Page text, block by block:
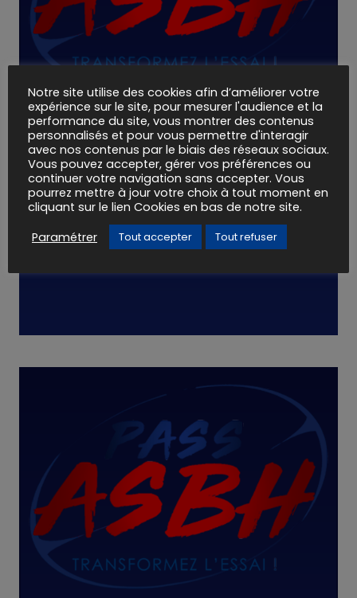
Devenez Partenaires
et transformez l'essai !
En Savoir +
Notre site utilise des cookies afin d’améliorer votre
expérience sur le site, pour mesurer l'audience et la
performance du site, vous montrer des contenus
personnalisés et pour vous permettre d'interagir
avec nos contenus par le biais des réseaux sociaux.
Vous pouvez accepter, gérer vos préférences ou
continuer votre navigation sans accepter. Vous
pourrez mettre à jour votre choix à tout moment en
cliquant sur le lien Cookies en bas de notre site.
Paramétrer
Tout accepter Tout refuser